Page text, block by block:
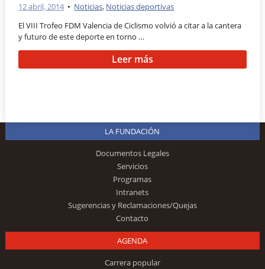
12 abril, 2014 • Noticias, Noticias deportivas
El VIII Trofeo FDM Valencia de Ciclismo volvió a citar a la cantera
y futuro de este deporte en torno …
Leer más
LA FUNDACIÓN
Documentos Legales
Servicios
Programas
Intranets
Sugerencias y Reclamaciones/Quejas
Contacto
AGENDA
Carrera popular